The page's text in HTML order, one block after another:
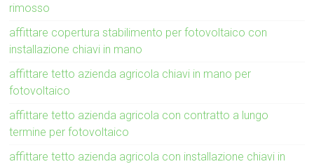
rimosso
affittare copertura stabilimento per fotovoltaico con
installazione chiavi in mano
affittare tetto azienda agricola chiavi in mano per
fotovoltaico
affittare tetto azienda agricola con contratto a lungo
termine per fotovoltaico
affittare tetto azienda agricola con installazione chiavi in